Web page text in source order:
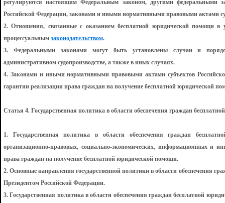
регулируются настоящим Федеральным законом, другими
Российской Федерации, законами и иными нормативными правовыми актами
2. Отношения, связанные с оказанием бесплатной юридической помощи в
процессуальным законодательством.
3. Федеральными законами могут быть установлены случаи и
административном судопроизводстве, а также в иных случаях.
4. Законами и иными нормативными правовыми актами субъектов
гарантии реализации права граждан на получение бесплатной юридической
Статья 4. Государственная политика в области обеспечения граждан
1. Государственная политика в области обеспечения граждан
организационно-правовых, социально-экономических, информационных и
права граждан на получение бесплатной юридической помощи.
2. Основные направления государственной политики в области обеспечения
Президентом Российской Федерации.
3. Государственная политика в области обеспечения граждан бесплатной